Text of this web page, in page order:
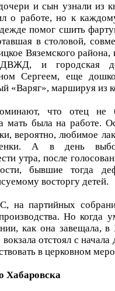
и сын узнали из
о работе, но к
помог сшить
в столовой,
Вяземского
и городская
Сергеем, еще
«Варяг», маршируя из
что отец не
мать была на работе.
вероятно, любимое
А в день
утра, после
бывшие тогда
восторгу детей.
на партийных
Но когда
как она завещала, в
отстоял с
в церковном
Хабаровска